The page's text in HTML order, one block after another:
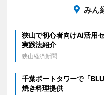
みん
狭山で初心者向けAI活用
実践法紹介
狭山経済新聞
千葉ポートタワーで「
焼き料理提供